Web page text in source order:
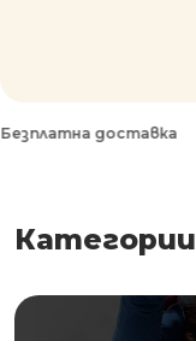
доставка
Категории